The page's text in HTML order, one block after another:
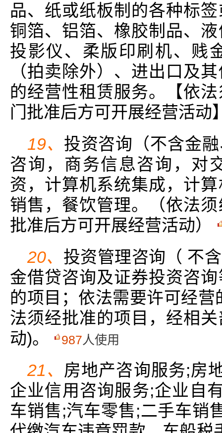
品、纸或纸板制的各种标
铜箔、铝箔、橡胶制品、
投影仪、柔版印刷机、贱
（拍卖除外）、进出口及
的经营性租赁服务。【依
门批准后方可开展经营活动
19、 投资咨询（不含金
咨询，商务信息咨询，对
资，计算机系统集成，计
销售，餐饮管理。（依法
批准后方可开展经营活动）
20、 投资管理咨询（ 不
金借贷咨询及证券投资咨
的项目；依法需要许可经
法须经批准的项目，经相
动)。
987人使用
21、 房地产咨询服务;房
企业信用咨询服务;企业自
车销售;汽车零售;二手车销